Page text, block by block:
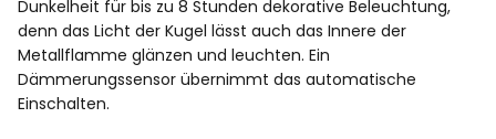
Dunkelheit für bis zu 8 Stunden dekorative Beleuchtung,
denn das Licht der Kugel lässt auch das Innere der
Metallflamme glänzen und leuchten. Ein
Dämmerungssensor übernimmt das automatische
Einschalten.